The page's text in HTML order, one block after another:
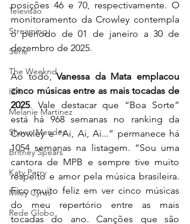
Televisão
Streaming
Série
The Weeknd
IZA
Melanie Martinez
Shawn Mendes
Britney Spears
Katy Perry
Miley Cyrus
Rede Globo
posições 46 e 70, respectivamente. O
monitoramento da Crowley contempla
o período de 01 de janeiro a 30 de
dezembro de 2025.
Ao todo, Vanessa da Mata emplacou
cinco músicas entre as mais tocadas de
2025. Vale destacar que “Boa Sorte”
está há 968 semanas no ranking da
Crowley e “Ai, Ai, Ai...” permanece há
1054 semanas na listagem. “Sou uma
cantora de MPB e sempre tive muito
respeito e amor pela música brasileira.
Fico muito feliz em ver cinco músicas
do meu repertório entre as mais
tocadas do ano. Canções que são